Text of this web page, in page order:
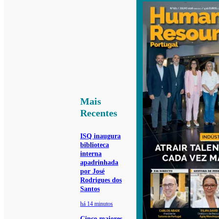
Mais
Recentes
ISQ inaugura
biblioteca
interna
apadrinhada
por José
Rodrigues dos
Santos
há 14 minutos